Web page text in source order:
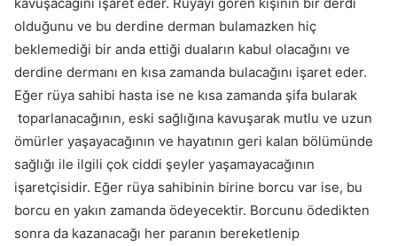
olduğunu ve bu derdine derman bulamazken hiç
beklemediği bir anda ettiği duaların kabul olacağını ve
derdine dermanı en kısa zamanda bulacağını işaret eder.
Eğer rüya sahibi hasta ise ne kısa zamanda şifa bularak
toparlanacağının, eski sağlığına kavuşarak mutlu ve uzun
ömürler yaşayacağının ve hayatının geri kalan bölümünde
sağlığı ile ilgili çok ciddi şeyler yaşamayacağının
işaretçisidir. Eğer rüya sahibinin birine borcu var ise, bu
borcu en yakın zamanda ödeyecektir. Borcunu ödedikten
sonra da kazanacağı her paranın bereketlenip